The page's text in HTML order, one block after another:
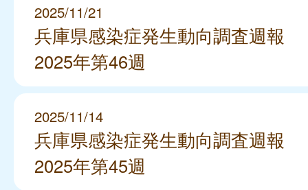
2025/11/21
兵庫県感染症発生動向調査週報
2025年第46週
2025/11/14
兵庫県感染症発生動向調査週報
2025年第45週